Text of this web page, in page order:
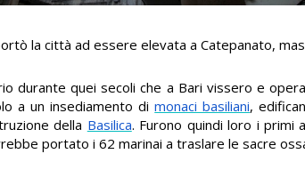
la città ad essere elevata a Catepanato,
durante quei secoli che a Bari vissero e
a un insediamento dimonaci basiliani,
della Basilica. Furono quindi loro i primi
portato i 62 marinai a traslare le sacre